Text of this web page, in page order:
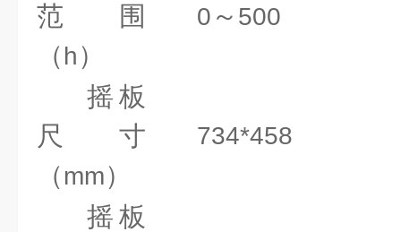
范围
（h）
0 ～ 500
摇板
尺寸
（mm）
734*458
摇板